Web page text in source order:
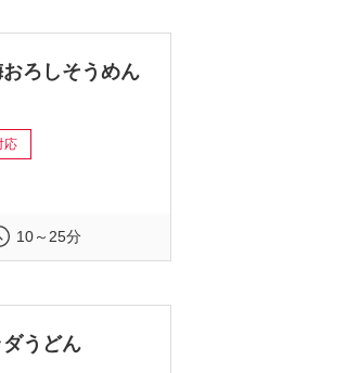
ろしそうめん
応
10～25分
うどん